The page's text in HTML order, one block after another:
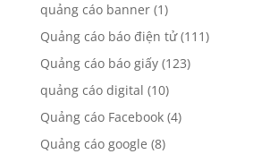
quảng cáo banner(1)
Quảng cáo báo điện tử(111)
Quảng cáo báo giấy(123)
quảng cáo digital (10)
Quảng cáo Facebook(4)
Quảng cáo google (8)